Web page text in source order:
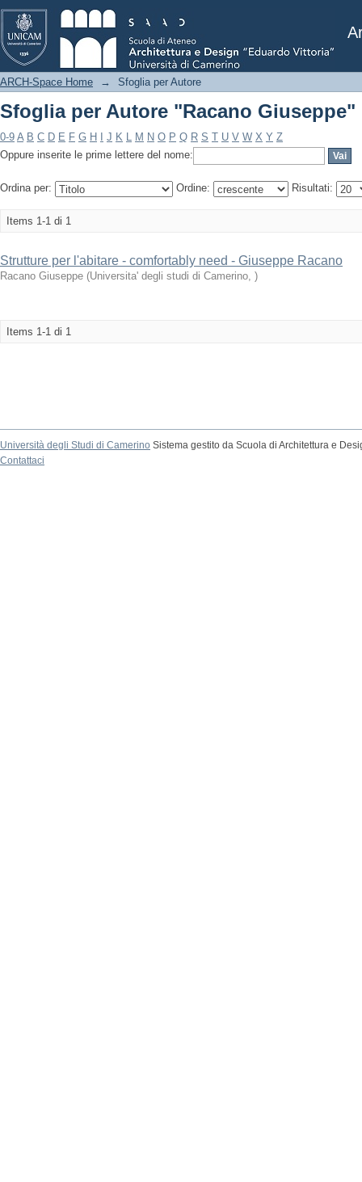
Sfoglia per Autore "Racano Giuseppe"
ARCH-Space Home → Sfoglia per Autore
Sfoglia per Autore "Racano Giuseppe"
0-9 A B C D E F G H J K L M N O P Q R S T U V W X Y Z
Oppure inserite le prime lettere del nome:
Ordina per: Ordine: Risultati:
Items 1-1 di 1
Strutture per l'abitare - comfortably need - Giuseppe Racano
Racano Giuseppe (Universita' degli studi di Camerino, )
Items 1-1 di 1
Università degli Studi di Camerino Sistema gestito da Scuola di Architettura e
Contattaci